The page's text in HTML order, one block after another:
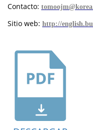
Contacto:
Sitio web: http://